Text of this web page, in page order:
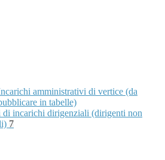
amministrativi di vertice (da
in tabelle)
di incarichi dirigenziali (dirigenti non
7